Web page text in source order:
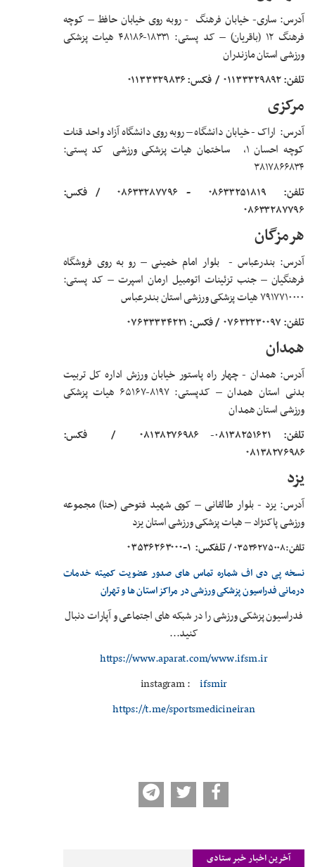
آدرس: ساری- خیابان فرهنگ - روبه روی خیابان حافظ – کوچه
فرهنگ ۱۲ (باقریان) – کد پستی: ۱۸۳۳۱-۴۸۱۸۶ هیات پزشکی
ورزشی استان مازندران
تلفن: ۰۱۱۳۳۳۲۹۸۹۲
/فکس: ۰۱۱۳۳۳۲۹۸۳۶
مرکزی
آدرس: اراک - خیابان دانشگاه – روبه روی دانشگاه آزاد واحد قنات
کوچه احسان ۱، ساختمان هیات پزشکی ورزشی کد پستی:
۳۸۱۷۸۶۶۸۳۴
تلفن:
- ۰۸۶۳۳۲۸۷۷۹۶
/ فکس:
۰۸۶۳۳۲۸۷۷۹۶
هرمزگان
آدرس: بندرعباس - بلوار امام خمینی – رو به روی فروشگاه
فرهنگیان – جنب تزئینات اتومبیل ارمان اسپرت – کد پستی:
۷۹۱۷۷۱۰۰۰۰ هیات پزشکی ورزشی استان بندرعباس
تلفن: ۰۷۶۳۲۲۳۰۰۹۷
/ فکس: ۰۷۶۳۳۳۳۴۲۲۱
همدان
آدرس: همدان - چهار راه پاستور خیابان ورزش اداره کل تربیت
بدنی استان همدان – کدپستی: ۸۱۹۷-۶۵۱۶۷ هیات پزشکی
ورزشی استان همدان
تلفن:
۸۱۳۸۲۵۱۶۲۱ -۰۸۱۳۸۲۷۶۹۸۶ /
فکس:
۰۸۱۳۸۲۷۶۹۸۶
یزد
آدرس: یزد - بلوار طالقانی – کوی شهید فتوحی (حنا) مجموعه
ورزشی پاکنژاد – هیات پزشکی ورزشی استان یزد
تلفن:۰۳۵۳۶۲۷۵۰۰۸ / تلفکس:
نسخه پی دی اف شماره تماس های صدور عضویت کمیته خدمات
درمانی فدراسیون پزشکی ورزشی در مراکز استان ها و تهران
فدراسیون پزشکی ورزشی را در شبکه های اجتماعی و آپارات دنبال
کنید...
https://www.aparat.com/www.ifsm.ir
instagram : ifsmir
https://t.me/sportsmedicineiran
آخرین اخبار خبر ستادی